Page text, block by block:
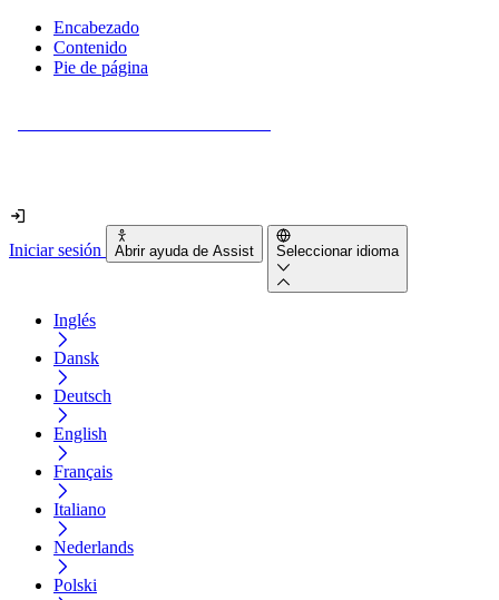
Encabezado
Contenido
Pie de página
Iniciar sesión Abrir ayuda de Assist Seleccionar idioma
Inglés
Dansk
Deutsch
English
Français
Italiano
Nederlands
Polski